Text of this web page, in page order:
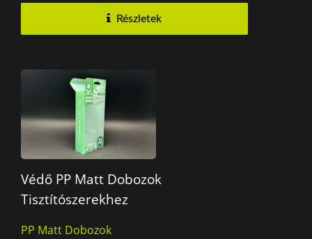
Részletek
Védő PP Matt Dobozok
Tisztítószerekhez
PP Matt Dobozok